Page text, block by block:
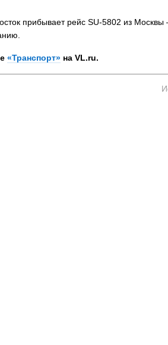
прибывает рейс SU-5802 из
«Транспорт» на VL.ru.